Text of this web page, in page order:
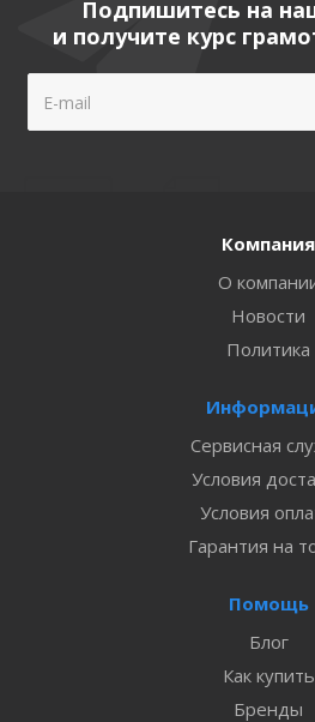
Подпишитесь на
и получите курс
Компания
О
Новости
Политика
Сервисная
Условия
Условия
Гарантия на
Помощь
Блог
Как купить
Бренды